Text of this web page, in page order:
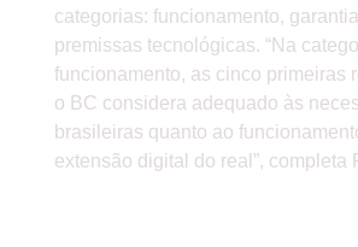
categorias: funcionamento,
premissas tecnológicas. “Na
funcionamento, as cinco primeiras
o BC considera adequado às
brasileiras quanto ao
extensão digital do real”, completa